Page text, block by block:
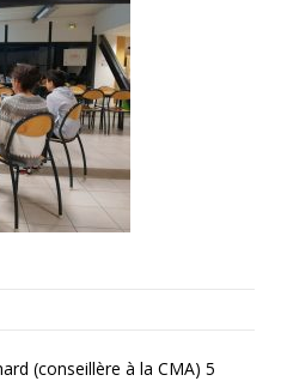
(conseillère à la CMA) 5